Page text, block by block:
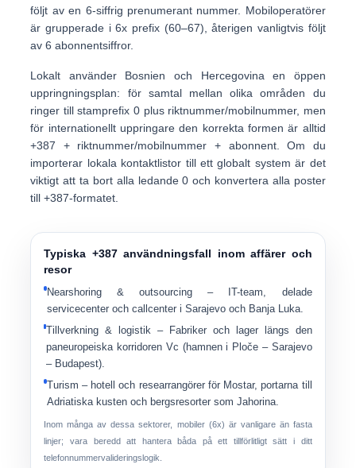
följt av en 6-siffrig prenumerant nummer. Mobiloperatörer
är grupperade i6x prefix (60–67) , återigen vanligtvis följt
av 6 abonnentsiffror.
Lokalt använder Bosnien och Hercegovina en öppen
uppringningsplan: för samtal mellan olika områden du
ringer tillstamprefix 0 plus riktnummer/mobilnummer, men
för internationellt uppringare den korrekta formen är alltid
+387 + riktnummer/mobilnummer + abonnent. Om du
importerar lokala kontaktlistor till ett globalt system är det
viktigt att ta bort alla ledande 0 och konvertera alla poster
till +387-formatet.
Typiska +387 användningsfall inom affärer och
resor
Nearshoring & outsourcing – IT-team, delade
servicecenter och callcenter i Sarajevo och Banja Luka.
Tillverkning & logistik – Fabriker och lager längs den
paneuropeiska korridoren Vc (hamnen i Ploče – Sarajevo
– Budapest).
Turism – hotell och researrangörer för Mostar, portarna till
Adriatiska kusten och bergsresorter som Jahorina.
Inom många av dessa sektorer, mobiler (6x) är vanligare än fasta
linjer; vara beredd att hantera båda på ett tillförlitligt sätt i ditt
telefonnummervalideringslogik.